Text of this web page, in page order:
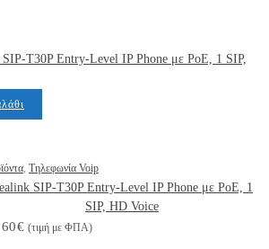
, Τηλεφωνία Voip
SIP-T30P Entry-Level IP Phone με PoE, 1
SIP, HD Voice
€ (τιμή με ΦΠΑ)